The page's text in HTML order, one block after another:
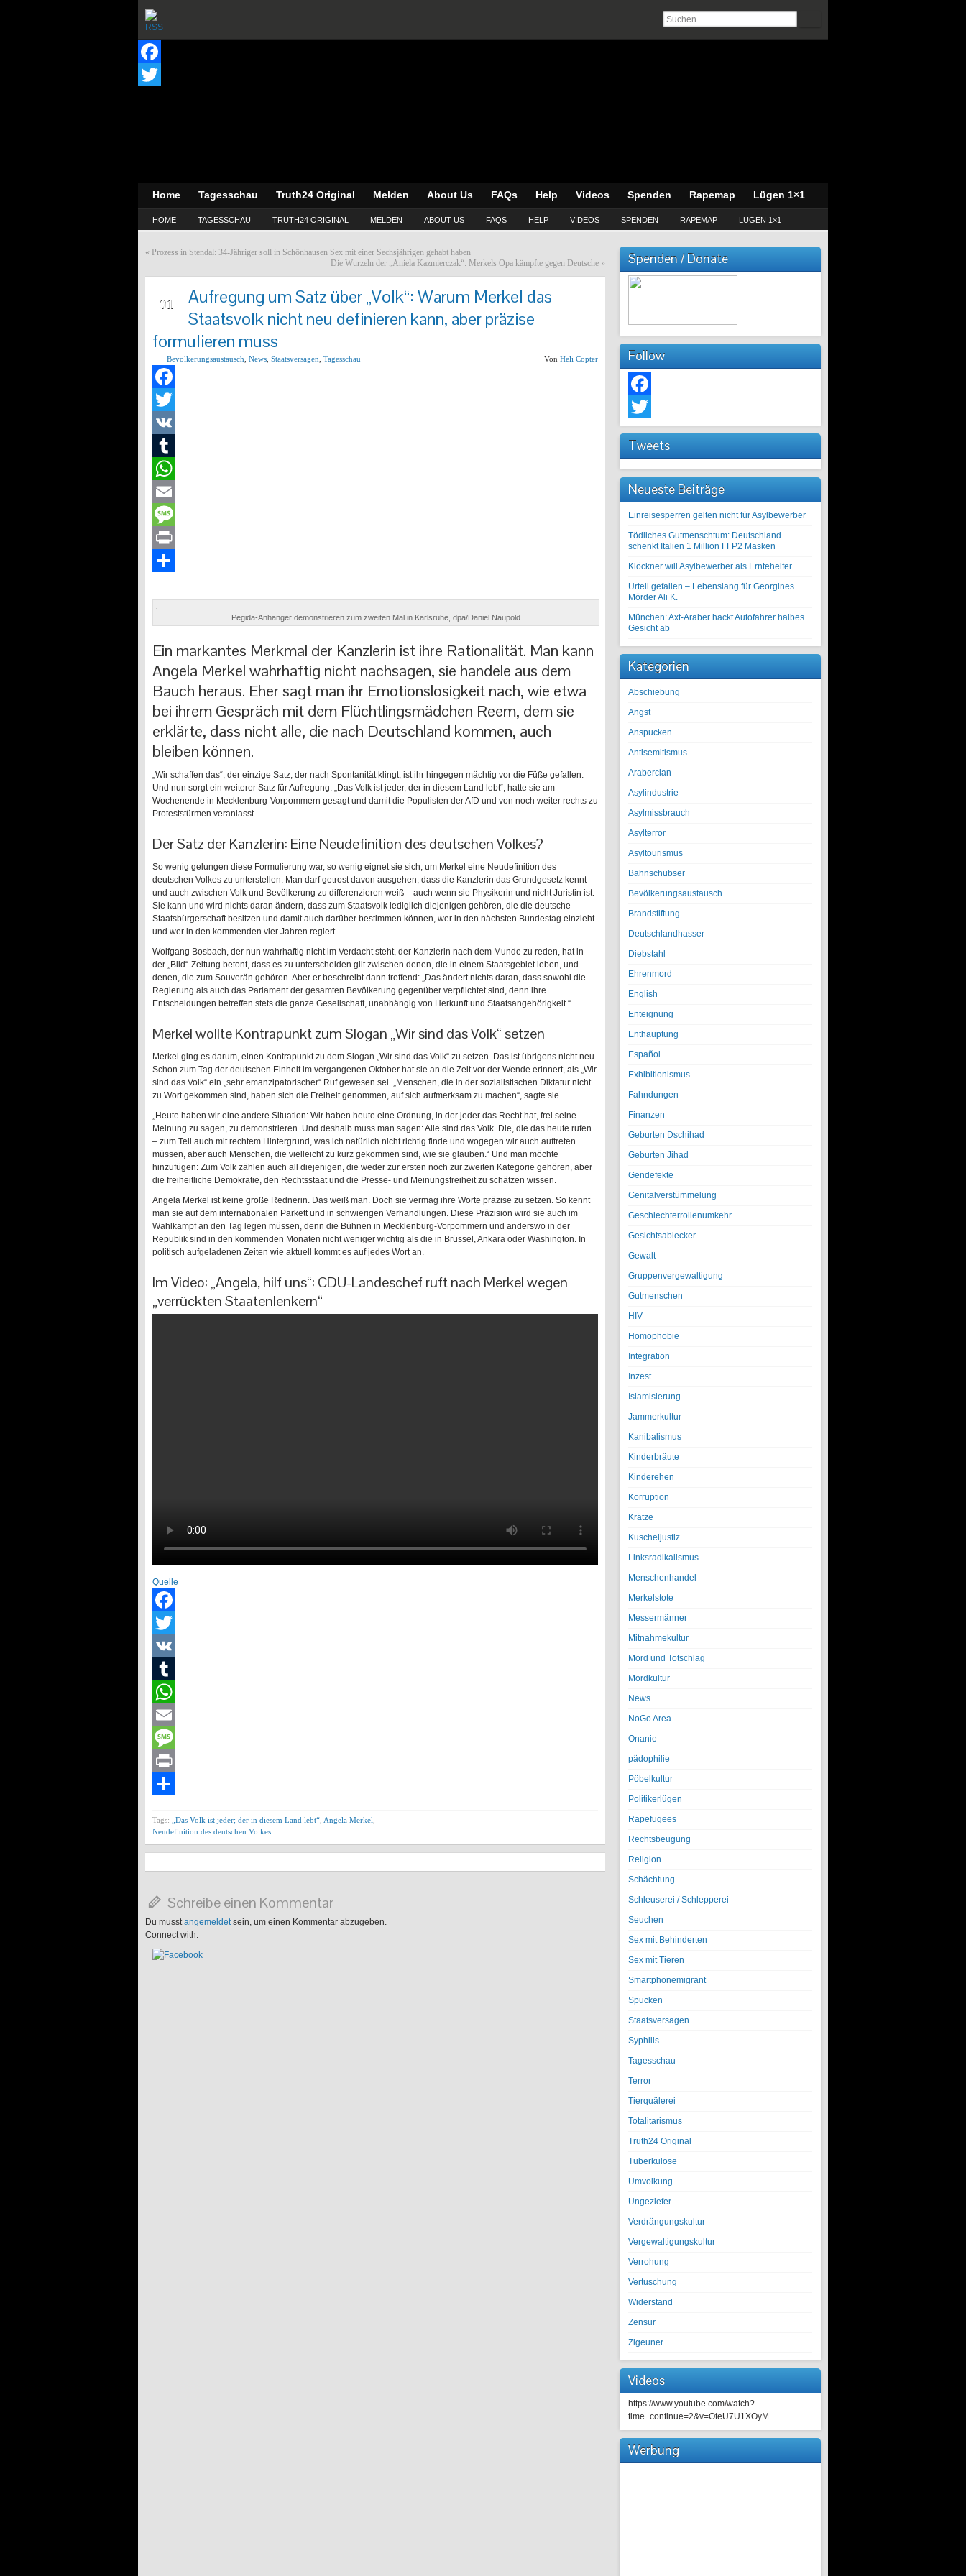
Facebook
Home Tagesschau Truth24 Original Melden About Us FAQs Help Videos Spenden Rapemap Lügen 1×1
HOME TAGESSCHAU TRUTH24 ORIGINAL MELDEN ABOUT US FAQS HELP VIDEOS SPENDEN RAPEMAP LÜGEN 1×1
« Prozess in Stendal: 34-Jähriger soll in Schönhausen Sex mit einer Sechsjährigen gehabt haben
Die Wurzeln der „Aniela Kazmierczak“: Merkels Opa kämpfte gegen Deutsche »
01
Aufregung um Satz über „Volk“: Warum Merkel das
Staatsvolk nicht neu definieren kann, aber präzise
formulieren muss
Bevölkerungsaustausch News Staatsversagen Tagesschau Von Heli Copter
Facebook
Twitter
VK
Tumblr
WhatsApp
Email
Message
Print
Pegida-Anhänger demonstrieren zum zweiten Mal in Karlsruhe, dpa/Daniel Naupold
Ein markantes Merkmal der Kanzlerin ist ihre Rationalität. Man kann
Angela Merkel wahrhaftig nicht nachsagen, sie handele aus dem
Bauch heraus. Eher sagt man ihr Emotionslosigkeit nach, wie etwa
bei ihrem Gespräch mit dem Flüchtlingsmädchen Reem, dem sie
erklärte, dass nicht alle, die nach Deutschland kommen, auch
bleiben können.
„Wir schaffen das“, der einzige Satz, der nach Spontanität klingt, ist ihr hingegen mächtig vor die Füße gefallen.
Und nun sorgt ein weiterer Satz für Aufregung. „Das Volk ist jeder, der in diesem Land lebt“, hatte sie am
Wochenende in Mecklenburg-Vorpommern gesagt und damit die Populisten der AfD und von noch weiter rechts zu
Proteststürmen veranlasst.
Der Satz der Kanzlerin: Eine Neudefinition des deutschen Volkes?
So wenig gelungen diese Formulierung war, so wenig eignet sie sich, um Merkel eine Neudefinition des
deutschen Volkes zu unterstellen. Man darf getrost davon ausgehen, dass die Kanzlerin das Grundgesetz kennt
und auch zwischen Volk und Bevölkerung zu differenzieren weiß – auch wenn sie Physikerin und nicht Juristin ist.
Sie kann und wird nichts daran ändern, dass zum Staatsvolk lediglich diejenigen gehören, die die deutsche
Staatsbürgerschaft besitzen und damit auch darüber bestimmen können, wer in den nächsten Bundestag einzieht
und wer in den kommenden vier Jahren regiert.
Wolfgang Bosbach, der nun wahrhaftig nicht im Verdacht steht, der Kanzlerin nach dem Munde zu reden, hat in
der „Bild“-Zeitung betont, dass es zu unterscheiden gilt zwischen denen, die in einem Staatsgebiet leben, und
denen, die zum Souverän gehören. Aber er beschreibt dann treffend: „Das ändert nichts daran, dass sowohl die
Regierung als auch das Parlament der gesamten Bevölkerung gegenüber verpflichtet sind, denn ihre
Entscheidungen betreffen stets die ganze Gesellschaft, unabhängig von Herkunft und Staatsangehörigkeit.“
Merkel wollte Kontrapunkt zum Slogan „Wir sind das Volk“ setzen
Merkel ging es darum, einen Kontrapunkt zu dem Slogan „Wir sind das Volk“ zu setzen. Das ist übrigens nicht neu.
Schon zum Tag der deutschen Einheit im vergangenen Oktober hat sie an die Zeit vor der Wende erinnert, als „Wir
sind das Volk“ ein „sehr emanzipatorischer“ Ruf gewesen sei. „Menschen, die in der sozialistischen Diktatur nicht
zu Wort gekommen sind, haben sich die Freiheit genommen, auf sich aufmerksam zu machen“, sagte sie.
„Heute haben wir eine andere Situation: Wir haben heute eine Ordnung, in der jeder das Recht hat, frei seine
Meinung zu sagen, zu demonstrieren. Und deshalb muss man sagen: Alle sind das Volk. Die, die das heute rufen
– zum Teil auch mit rechtem Hintergrund, was ich natürlich nicht richtig finde und wogegen wir auch auftreten
müssen, aber auch Menschen, die vielleicht zu kurz gekommen sind, wie sie glauben.“ Und man möchte
hinzufügen: Zum Volk zählen auch all diejenigen, die weder zur ersten noch zur zweiten Kategorie gehören, aber
die freiheitliche Demokratie, den Rechtsstaat und die Presse- und Meinungsfreiheit zu schätzen wissen.
Angela Merkel ist keine große Rednerin. Das weiß man. Doch sie vermag ihre Worte präzise zu setzen. So kennt
man sie auf dem internationalen Parkett und in schwierigen Verhandlungen. Diese Präzision wird sie auch im
Wahlkampf an den Tag legen müssen, denn die Bühnen in Mecklenburg-Vorpommern und anderswo in der
Republik sind in den kommenden Monaten nicht weniger wichtig als die in Brüssel, Ankara oder Washington. In
politisch aufgeladenen Zeiten wie aktuell kommt es auf jedes Wort an.
Im Video: „Angela, hilf uns“: CDU-Landeschef ruft nach Merkel wegen
„verrückten Staatenlenkern“
Quelle
Facebook
Twitter
VK
Tumblr
WhatsApp
Email
Message
Print
Tags: „Das Volk ist jeder; der in diesem Land lebt“ Angela Merkel
Neudefinition des deutschen Volkes
Schreibe einen Kommentar
Du musstangemeldetsein, um einen Kommentar abzugeben.
Connect with:
Spenden / Donate
Follow
Facebook
Tweets
Neueste Beiträge
Einreisesperren gelten nicht für Asylbewerber
Tödliches Gutmenschtum: Deutschland
schenkt Italien 1 Million FFP2 Masken
Klöckner will Asylbewerber als Erntehelfer
Urteil gefallen – Lebenslang für Georgines
Mörder Ali K.
München: Axt-Araber hackt Autofahrer halbes
Gesicht ab
Kategorien
Abschiebung
Angst
Anspucken
Antisemitismus
Araberclan
Asylindustrie
Asylmissbrauch
Asylterror
Asyltourismus
Bahnschubser
Bevölkerungsaustausch
Brandstiftung
Deutschlandhasser
Diebstahl
Ehrenmord
English
Enteignung
Enthauptung
Español
Exhibitionismus
Fahndungen
Finanzen
Geburten Dschihad
Geburten Jihad
Gendefekte
Genitalverstümmelung
Geschlechterrollenumkehr
Gesichtsablecker
Gewalt
Gruppenvergewaltigung
Gutmenschen
HIV
Homophobie
Integration
Inzest
Islamisierung
Jammerkultur
Kanibalismus
Kinderbräute
Kinderehen
Korruption
Krätze
Kuscheljustiz
Linksradikalismus
Menschenhandel
Merkelstote
Messermänner
Mitnahmekultur
Mord und Totschlag
Mordkultur
News
NoGo Area
Onanie
pädophilie
Pöbelkultur
Politikerlügen
Rapefugees
Rechtsbeugung
Religion
Schächtung
Schleuserei / Schlepperei
Seuchen
Sex mit Behinderten
Sex mit Tieren
Smartphonemigrant
Spucken
Staatsversagen
Syphilis
Tagesschau
Terror
Tierquälerei
Totalitarismus
Truth24 Original
Tuberkulose
Umvolkung
Ungeziefer
Verdrängungskultur
Vergewaltigungskultur
Verrohung
Vertuschung
Widerstand
Zensur
Zigeuner
Videos
https://www.youtube.com/watch?
time_continue=2&v=OteU7U1XOyM
Werbung